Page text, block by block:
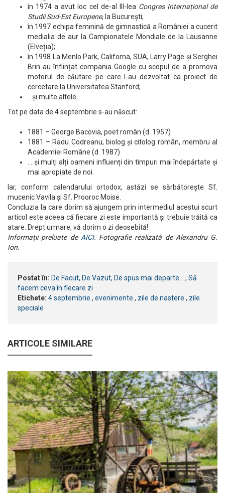
în 1974 a avut loc cel de-al III-lea Congres Internațional de
Studii Sud-Est Europene, la București;
în 1997 echipa feminină de gimnastică a României a cucerit
medialia de aur la Campionatele Mondiale de la Lausanne
(Elveția);
în 1998 La Menlo Park, Californa, SUA, Larry Page și Serghei
Brin au înființat compania Google cu scopul de a promova
motorul de căutare pe care l-au dezvoltat ca proiect de
cercetare la Universitatea Stanford;
…și multe altele
Tot pe data de 4 septembrie s-au născut:
1881 – George Bacovia, poet român (d. 1957)
1881 – Radu Codreanu, biolog și citolog român, membru al
Academiei Române (d. 1987)
… și mulți alți oameni influenți din timpuri mai îndepărtate și
mai apropiate de noi.
Iar, conform calendarului ortodox, astăzi se sărbătorește Sf.
mucenic Vavila și Sf. Prooroc Moise.
Concluzia la care dorim să ajungem prin intermediul acestui scurt
articol este aceea că fiecare zi este importantă și trebuie trăită ca
atare. Drept urmare, vă dorim o zi deosebită!
Informații preluate de AICI. Fotografie realizată de Alexandru G.
Ion.
Postat în: De Facut, De Vazut, De spus mai departe... , Să
facem ceva în fiecare zi
Etichete: 4 septembrie , evenimente , zile de nastere , zile
speciale
ARTICOLE SIMILARE